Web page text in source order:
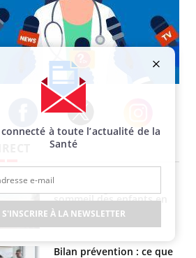
Facebook Twitter Instagram
sommeil des enfants en
vacances ?
Bilan prévention : ce que
connecté à toute l’actualité de la
Santé
S'INSCRIRE À LA NEWSLETTER